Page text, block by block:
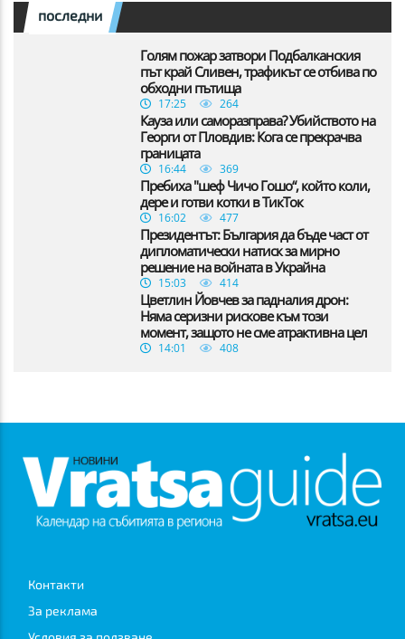
последни
Голям пожар затвори Подбалканския
път край Сливен, трафикът се отбива по
обходни пътища
17:25 264
Кауза или саморазправа? Убийството на
Георги от Пловдив: Кога се прекрачва
границата
16:44 369
Пребиха "шеф Чичо Гошо“, който коли,
дере и готви котки в ТикТок
16:02 477
Президентът: България да бъде част от
дипломатически натиск за мирно
решение на войната в Украйна
15:03 414
Цветлин Йовчев за падналия дрон:
Няма серизни рискове към този
момент, защото не сме атрактивна цел
14:01 408
Контакти
За реклама